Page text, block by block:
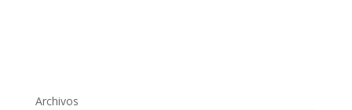
Archivos